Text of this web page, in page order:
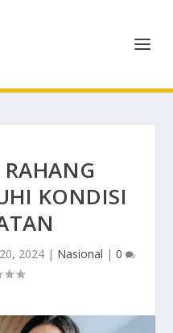
KONDISI
2024| Nasional | 0